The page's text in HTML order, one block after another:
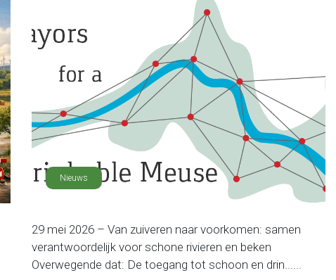
Nieuws
29 mei 2026 – Van zuiveren naar voorkomen: samen
verantwoordelijk voor schone rivieren en beken
Overwegende dat: De toegang tot schoon en drin......